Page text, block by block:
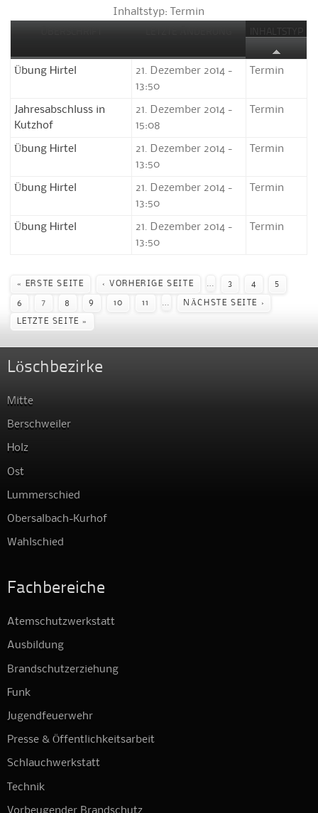
Inhaltstyp: Termin
INHALTSTYP
Übung Hirtel
21. Dezember 2014 -
13:50
Termin
Jahresabschluss in
Kutzhof
21. Dezember 2014 -
15:08
Termin
Übung Hirtel
21. Dezember 2014 -
13:50
Termin
Übung Hirtel
21. Dezember 2014 -
13:50
Termin
Übung Hirtel
21. Dezember 2014 -
13:50
Termin
Seiten
« ERSTE SEITE ‹ VORHERIGE SEITE … 3 4 5
6 7 8 9 10 11 NÄCHSTE SEITE ›
LETZTE SEITE »
Löschbezirke
Mitte
Berschweiler
Holz
Ost
Lummerschied
Obersalbach-Kurhof
Wahlschied
Fachbereiche
Atemschutzwerkstatt
Ausbildung
Brandschutzerziehung
Funk
Jugendfeuerwehr
Presse & Öffentlichkeitsarbeit
Schlauchwerkstatt
Technik
Vorbeugender Brandschutz